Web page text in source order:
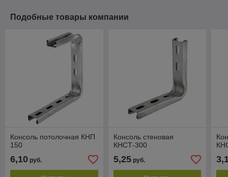
Подобные товары компании
Консоль потолочная КНП
150
6,10 руб.
Консоль стеновая
КНСТ-300
5,25руб.